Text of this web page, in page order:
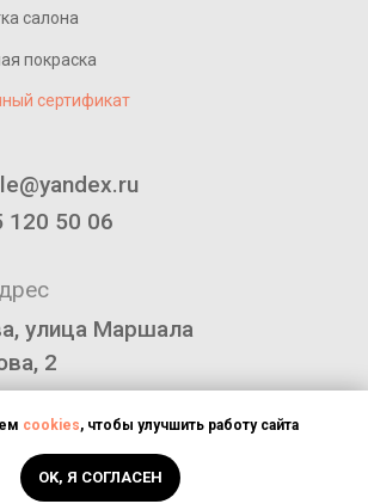
120 50 06
улица Маршала
2
конфиденциальности
покраска
сертификат
салона
cookies, чтобы улучшить работу сайта
OK, Я СОГЛАСЕН